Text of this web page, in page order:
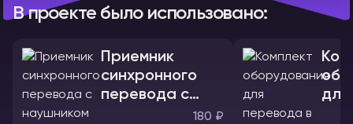
В проекте было использовано:
Приемник
синхронного
перевода с
180 ₽